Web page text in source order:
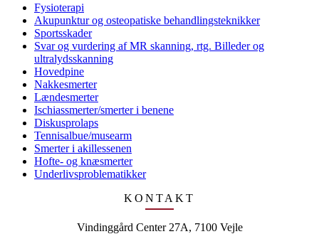
Fysioterapi
Akupunktur og osteopatiske behandlingsteknikker
Sportsskader
Svar og vurdering af MR skanning, rtg. Billeder og
ultralydsskanning
Hovedpine
Nakkesmerter
Lændesmerter
Ischiassmerter/smerter i benene
Diskusprolaps
Tennisalbue/musearm
Smerter i akillessenen
Hofte- og knæsmerter
Underlivsproblematikker
KONTAKT
Vindinggård Center 27A, 7100 Vejle